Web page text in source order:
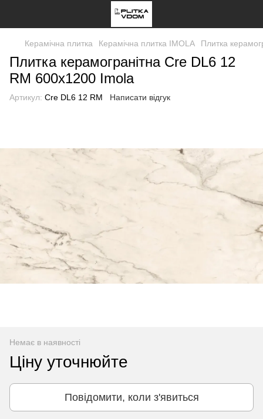
Керамічна плитка Керамічна плитка IMOLA Плитка
Плитка керамогранітна Cre DL6 12
RM 600x1200 Imola
Артикул: Cre DL6 12 RM Написати відгук
Немає в наявності
Ціну уточнюйте
Повідомити, коли з'явиться